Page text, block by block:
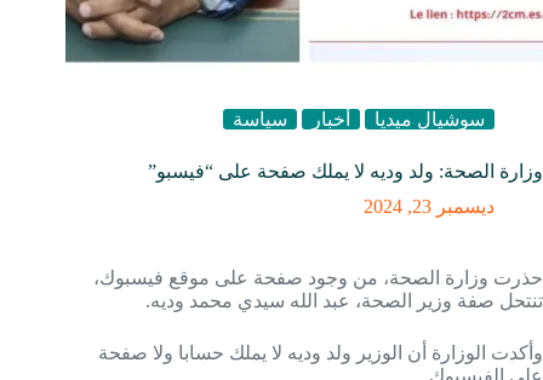
سوشيال ميديا أخبار سياسة
وزارة الصحة: ولد وديه لا يملك صفحة على “فيسبو”
ديسمبر 23, 2024
حذرت وزارة الصحة، من وجود صفحة على موقع فيسبوك،
تنتحل صفة وزير الصحة، عبد الله سيدي محمد وديه.
وأكدت الوزارة أن الوزير ولد وديه لا يملك حسابا ولا صفحة